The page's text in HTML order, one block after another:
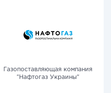
Газопоставляющая компания
"Нафтогаз Украины"